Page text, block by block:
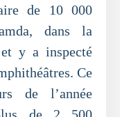
de 10 000
dans la
et y a inspecté
Ce
de l’année